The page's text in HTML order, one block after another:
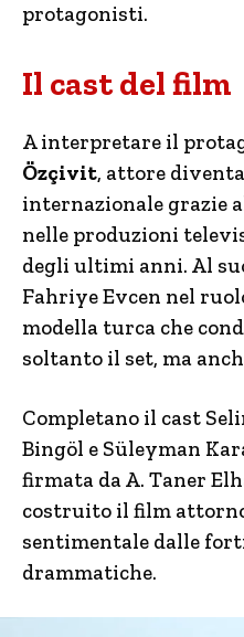
protagonisti.
Il cast del film
A interpretare il
Özçivit, attore
internazionale grazie
nelle produzioni
degli ultimi anni. Al
Fahriye Evcen nel
modella turca che
soltanto il set, ma
Completano il cast
Bingöl e Süleyman
firmata da A. Taner
costruito il film
sentimentale dalle
drammatiche.